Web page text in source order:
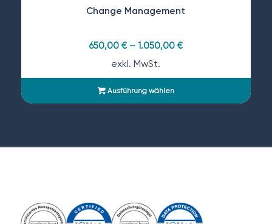
Change Management
650,00 €– 1.050,00 €
exkl. MwSt.
Ausführung wählen